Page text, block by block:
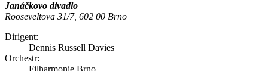
Janáčkovo divadlo
Rooseveltova 31/7, 602 00 Brno
Dirigent:
Dennis Russell Davies
Orchestr:
Filharmonie Brno